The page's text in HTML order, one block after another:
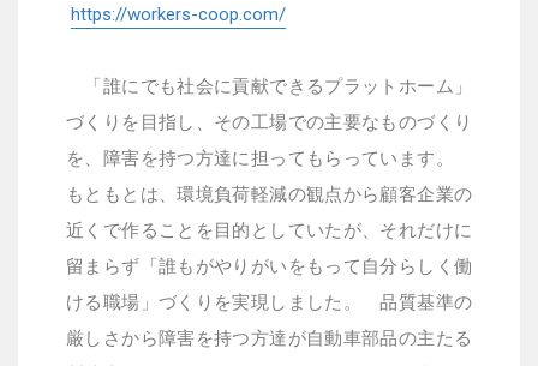
https://workers-coop.com/
「誰にでも社会に貢献できるプラットホーム」
づくりを目指し、その工場での主要なものづくり
を、障害を持つ方達に担ってもらっています。
もともとは、環境負荷軽減の観点から顧客企業の
近くで作ることを目的としていたが、それだけに
留まらず「誰もがやりがいをもって自分らしく働
ける職場」づくりを実現しました。
品質基準の
厳しさから障害を持つ方達が自動車部品の主たる